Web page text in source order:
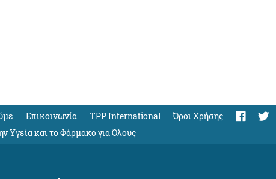
Eπικοινωνία TPP International
Όροι Χρήσης
Υγεία και το Φάρμακο για Όλους